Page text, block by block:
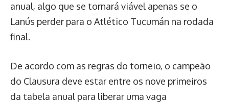
anual, algo que se tornará viável apenas se o
Lanús perder para o Atlético Tucumán na rodada
final.
De acordo com as regras do torneio, o campeão
do Clausura deve estar entre os nove primeiros
da tabela anual para liberar uma vaga